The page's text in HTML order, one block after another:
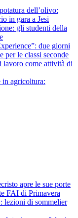
dell’olivo:
in gara a Jesi
gli studenti della
due giorni
per le classi seconde
come attività di
in agricoltura:
apre le sue porte
FAI di Primavera
lezioni di sommelier